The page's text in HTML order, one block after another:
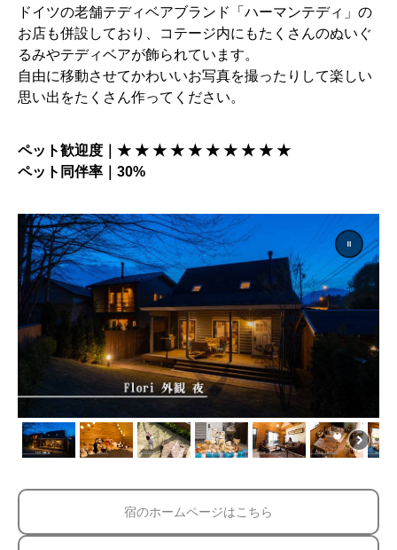
ドイツの老舗テディベアブランド「ハーマンテディ」の
お店も併設しており、コテージ内にもたくさんのぬいぐ
るみやテディベアが飾られています。
自由に移動させてかわいいお写真を撮ったりして楽しい
思い出をたくさん作ってください。
ペット歓迎度｜★ ★ ★ ★ ★ ★ ★ ★ ★ ★
ペット同伴率｜30%
宿のホームページはこちら